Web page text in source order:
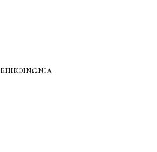
ΕΠΙΚΟΙΝΩΝΊΑ